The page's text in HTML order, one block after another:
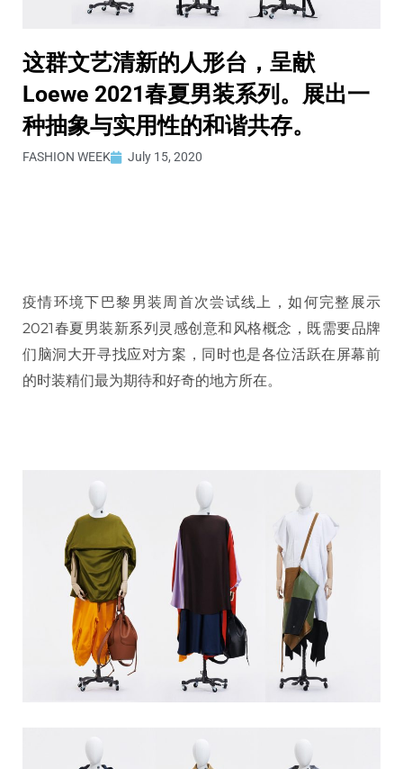
这群文艺清新的人形台，呈献
Loewe 2021春夏男装系列。展出一
种抽象与实用性的和谐共存。
FASHION WEEK July 15, 2020
疫情环境下巴黎男装周首次尝试线上，如何完整展示
2021春夏男装新系列灵感创意和风格概念，既需要品牌
们脑洞大开寻找应对方案，同时也是各位活跃在屏幕前
的时装精们最为期待和好奇的地方所在。